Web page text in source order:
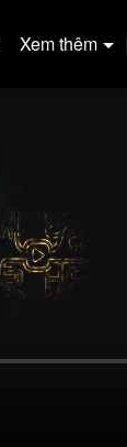
Xem thêm